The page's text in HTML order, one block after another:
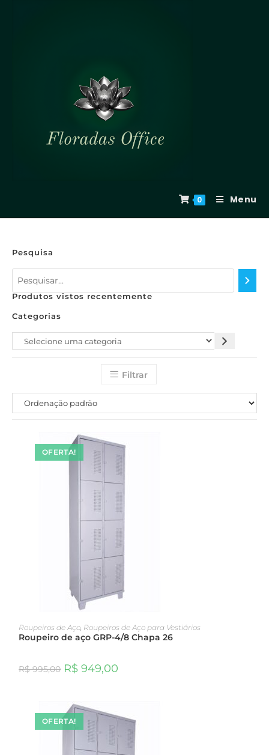
0 Menu
Pesquisa
Produtos vistos recentemente
Categorias
Filtrar
OFERTA!
ADICIONAR AO CARRINHO
Roupeiros de Aço, Roupeiros de Aço para Vestiários
Roupeiro de aço GRP-4/8 Chapa 26
R$995,00 R$ 949,00
OFERTA!